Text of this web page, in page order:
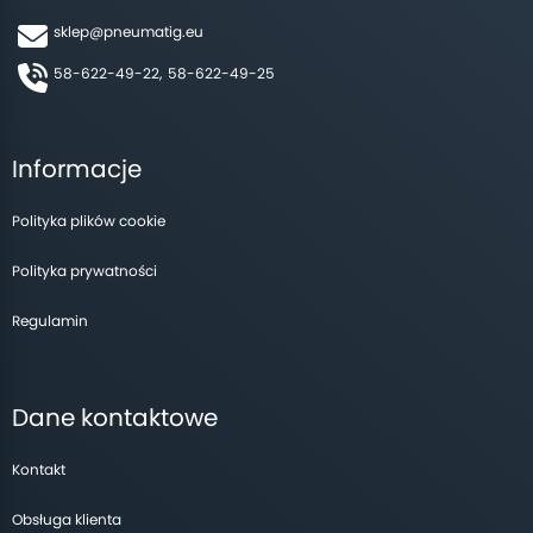
sklep@pneumatig.eu
58-622-49-22, 58-622-49-25
Informacje
Polityka plików cookie
Polityka prywatności
Regulamin
Dane kontaktowe
Kontakt
Obsługa klienta